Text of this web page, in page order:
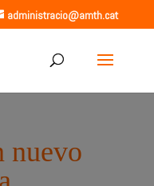
administracio@amth.cat
nuevo